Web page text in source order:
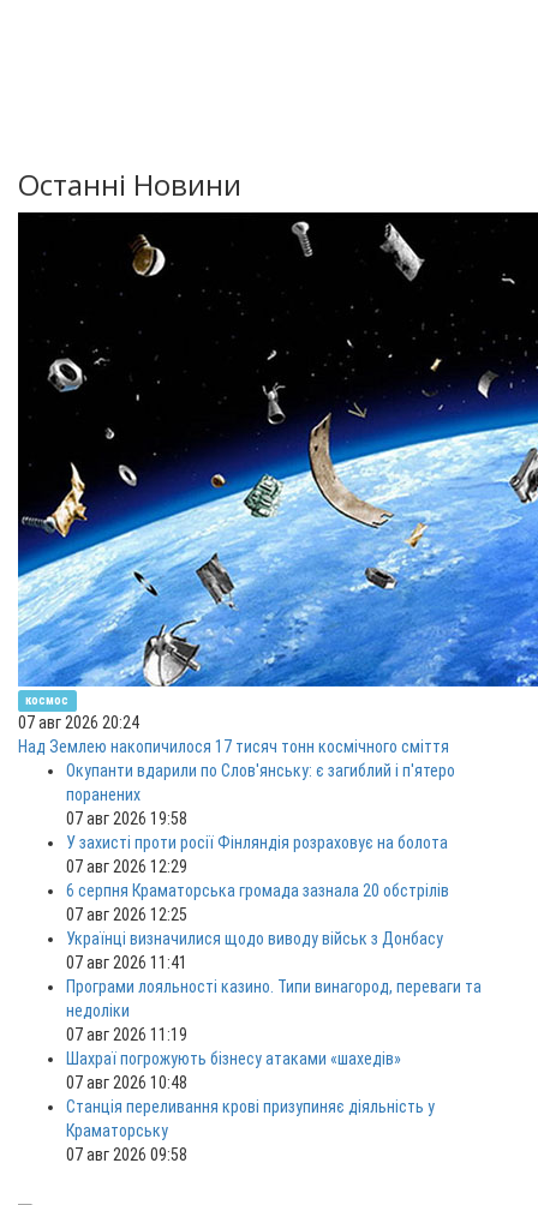
Останні Новини
космос
07 авг 2026 20:24
Над Землею накопичилося 17 тисяч тонн космічного сміття
Окупанти вдарили по Слов'янську: є загиблий і п'ятеро
поранених
07 авг 2026 19:58
У захисті проти росії Фінляндія розраховує на болота
07 авг 2026 12:29
6 серпня Краматорська громада зазнала 20 обстрілів
07 авг 2026 12:25
Українці визначилися щодо виводу військ з Донбасу
07 авг 2026 11:41
Програми лояльності казино. Типи винагород, переваги та
недоліки
07 авг 2026 11:19
Шахраї погрожують бізнесу атаками «шахедів»
07 авг 2026 10:48
Станція переливання крові призупиняє діяльність у
Краматорську
07 авг 2026 09:58